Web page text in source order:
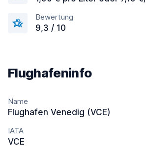
Bewertung
9,3 / 10
Flughafeninfo
Name
Flughafen Venedig (VCE)
IATA
VCE